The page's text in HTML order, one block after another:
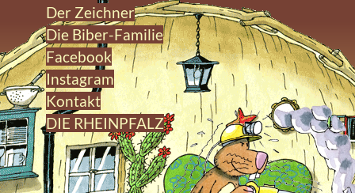
Der Zeichner
Die Biber-Familie
Facebook
Instagram
Kontakt
DIE RHEINPFALZ